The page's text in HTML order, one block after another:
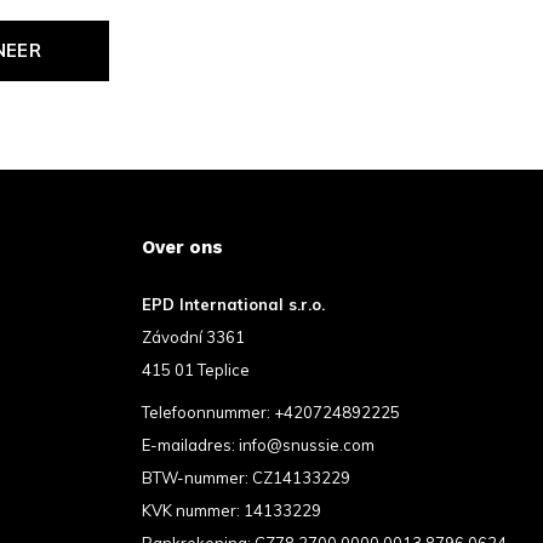
Over ons
EPD International s.r.o.
Závodní 3361
415 01 Teplice
Telefoonnummer: +420724892225
E-mailadres: info@snussie.com
BTW-nummer: CZ14133229
KVK nummer: 14133229